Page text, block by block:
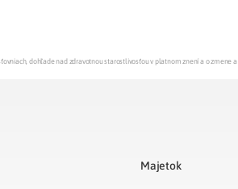
dohľade nad zdravotnou starostlivosťou v platnom znení a o zmene
Majetok